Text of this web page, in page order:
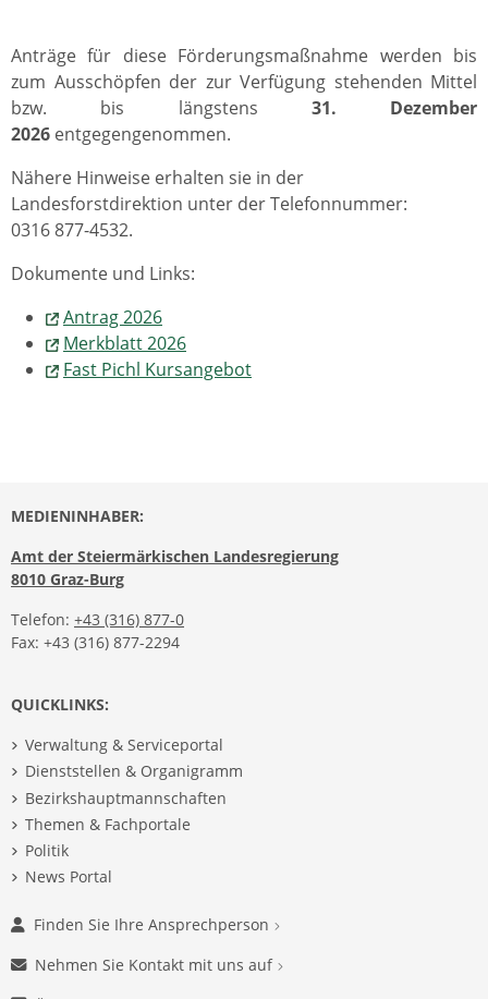
Anträge für diese Förderungsmaßnahme werden bis
zum Ausschöpfen der zur Verfügung stehenden Mittel
bzw. bis längstens 31. Dezember
2026 entgegengenommen.
Nähere Hinweise erhalten sie in der
Landesforstdirektion unter der Telefonnummer:
0316 877-4532.
Dokumente und Links:
Antrag 2026
Merkblatt 2026
Fast Pichl Kursangebot
MEDIENINHABER:
Amt der Steiermärkischen Landesregierung
8010 Graz-Burg
Telefon: +43 (316) 877-0
Fax: +43 (316) 877-2294
QUICKLINKS:
Verwaltung & Serviceportal
Dienststellen & Organigramm
Bezirkshauptmannschaften
Themen & Fachportale
Politik
News Portal
Finden Sie Ihre Ansprechperson
Nehmen Sie Kontakt mit uns auf